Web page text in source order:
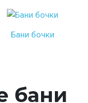
Бани бочки
бани